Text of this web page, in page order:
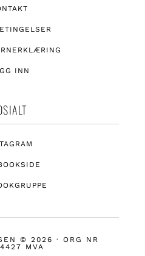
INN
© 2026 · ORG NR
MVA